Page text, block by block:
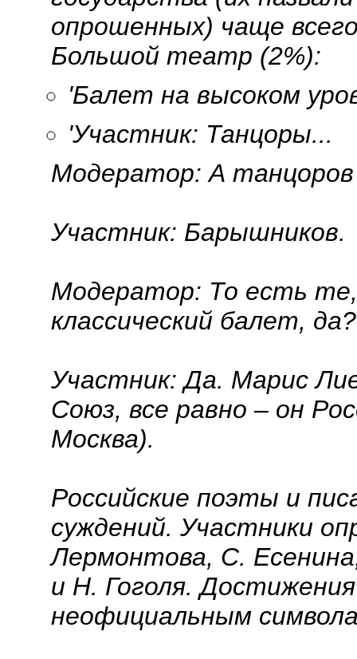
опрошенных) чаще
Большой театр (2%):
'Балет на высоком
'Участник: Танцоры...
Модератор: А
Участник: Барышников.
Модератор: То есть
классический балет, да?
Участник:Да. Марис
Союз, все равно – он
Москва).
Российские поэты и
суждений. Участники
Лермонтова, С.
и Н. Гоголя.
неофициальным